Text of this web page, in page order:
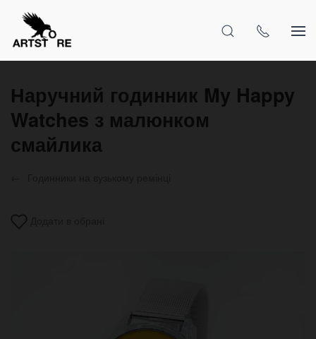
Наручний годинник My Happy
Watches з малюнком
смайлика